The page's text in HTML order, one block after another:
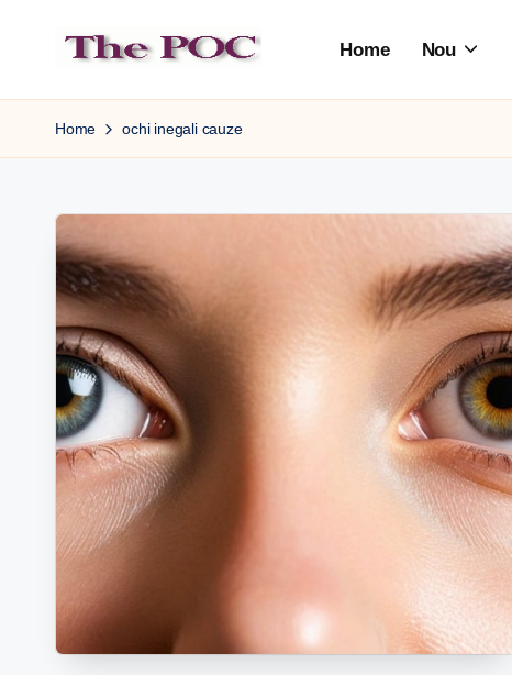
to
content
Home Nou
Home ochi inegali cauze